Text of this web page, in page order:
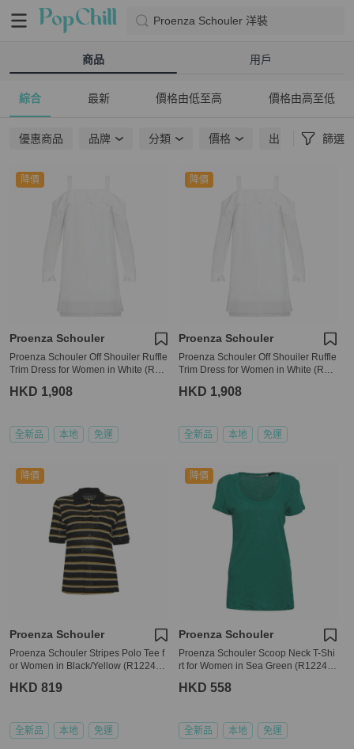
Proenza Schouler 洋裝
商品 用戶
綜合 最新 價格由低至高 價格由高至低
優惠商品 品牌 分類 價格 出貨地點 篩選
降價
Proenza Schouler
Proenza Schouler Off Shouiler Ruffle
Trim Dress for Women in White (R17
HKD 1,908
全新品 本地 免運
降價
Proenza Schouler
Proenza Schouler Off Shouiler Ruffle
Trim Dress for Women in White (R17
HKD 1,908
全新品 本地 免運
降價
Proenza Schouler
Proenza Schouler Stripes Polo Tee f
or Women in Black/Yellow (R122415
HKD 819
全新品 本地 免運
降價
Proenza Schouler
Proenza Schouler Scoop Neck T-Shi
rt for Women in Sea Green (R12243
HKD 558
全新品 本地 免運